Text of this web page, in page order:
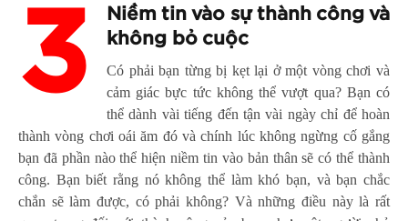
3
Niềm tin vào sự thành công và
không bỏ cuộc
Có phải bạn từng bị kẹt lại ở một vòng chơi và
cảm giác bực tức không thể vượt qua? Bạn có
thể dành vài tiếng đến tận vài ngày chỉ để hoàn
thành vòng chơi oái ăm đó và chính lúc không ngừng cố gắng
bạn đã phần nào thể hiện niềm tin vào bản thân sẽ có thể thành
công. Bạn biết rằng nó không thể làm khó bạn, và bạn chắc
chắn sẽ làm được, có phải không? Và những điều này là rất